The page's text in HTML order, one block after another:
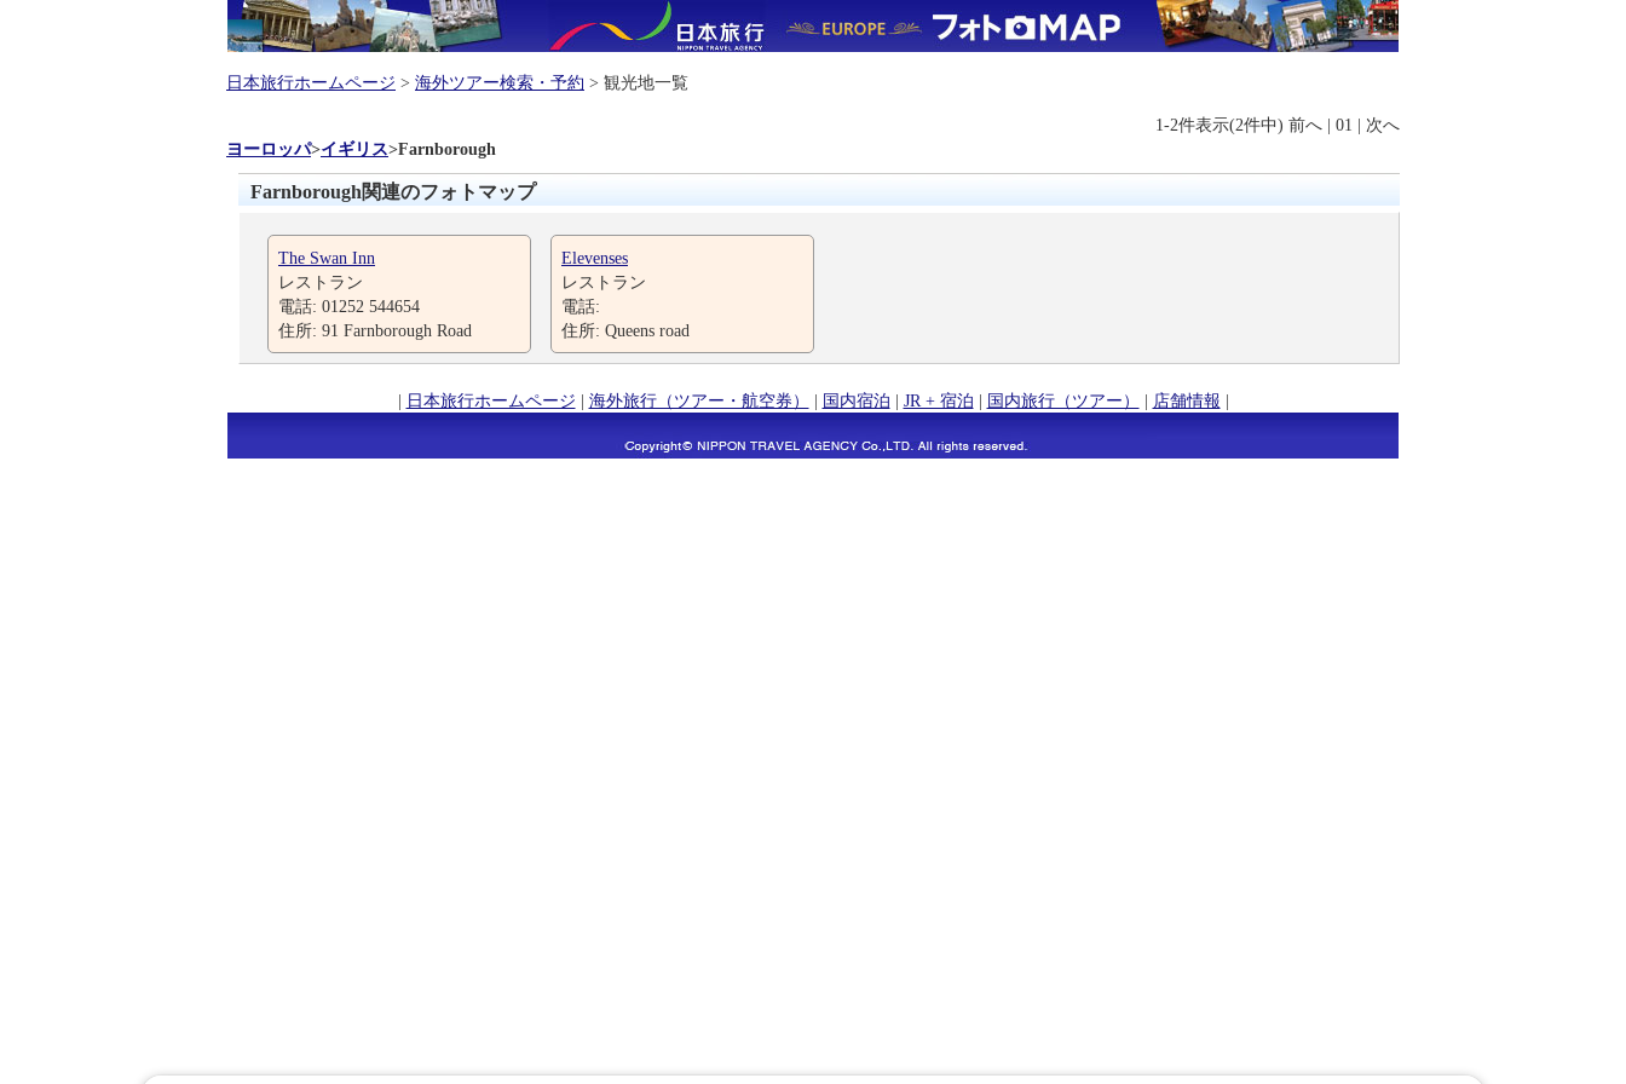
日本旅行ホームページ > 海外ツアー検索・予約 > 観光地一覧
1-2件表示(2件中) 前へ | 01 | 次へ
ヨーロッパ>イギリス>Farnborough
Farnborough関連のフォトマップ
The Swan Inn
レストラン
電話: 01252 544654
住所: 91 Farnborough Road
Elevenses
レストラン
電話:
住所: Queens road
| 日本旅行ホームページ | 海外旅行（ツアー・航空券） | 国内宿泊 | JR + 宿泊 | 国内旅行（ツアー） | 店舗情報 |